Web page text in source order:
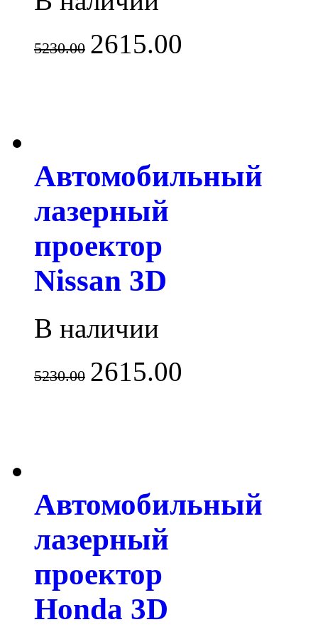
5230.00 2615.00
Автомобильный
лазерный
проектор
Nissan 3D
В наличии
5230.00 2615.00
Автомобильный
лазерный
проектор
Honda 3D